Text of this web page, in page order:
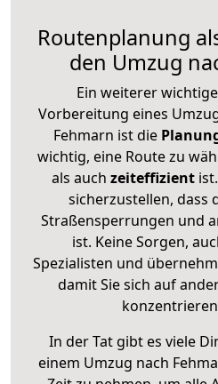
Routenplanung
den Umzug
Ein weiterer
Vorbereitung eines
Fehmarn ist die
wichtig, eine Route zu
als auch zeiteffizientist.
sicherzustellen, dass
Straßensperrungen und
ist. Keine Sorgen,
Spezialisten und
damit Sie sich auf
In der Tat gibt es viele
einem Umzug nach